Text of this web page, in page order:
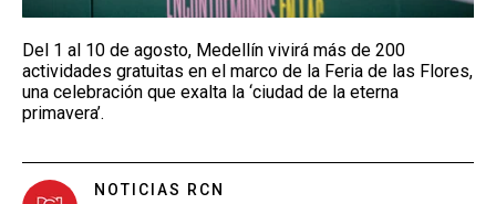
Del 1 al 10 de agosto, Medellín vivirá más de 200
actividades gratuitas en el marco de la Feria de las Flores,
una celebración que exalta la ‘ciudad de la eterna
primavera’.
NOTICIAS RCN